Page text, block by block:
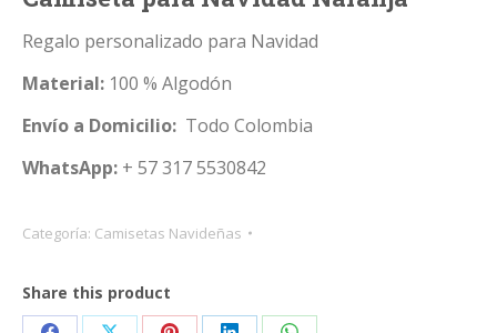
Regalo personalizado para Navidad
Material: 100 % Algodón
Envío a Domicilio: Todo Colombia
WhatsApp: + 57 317 5530842
Categoría: Camisetas Navideñas
Share this product